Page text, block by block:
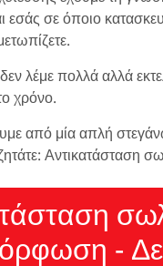
εσάς σε όποιο
λέμε πολλά αλλά
χρόνο.
από μία απλή
Αντικατάσταση
-